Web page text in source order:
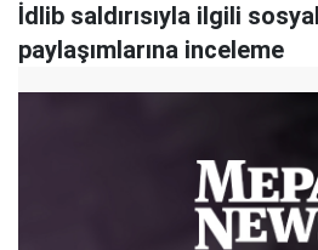
İdlib saldırısıyla ilgili
paylaşımlarına inceleme